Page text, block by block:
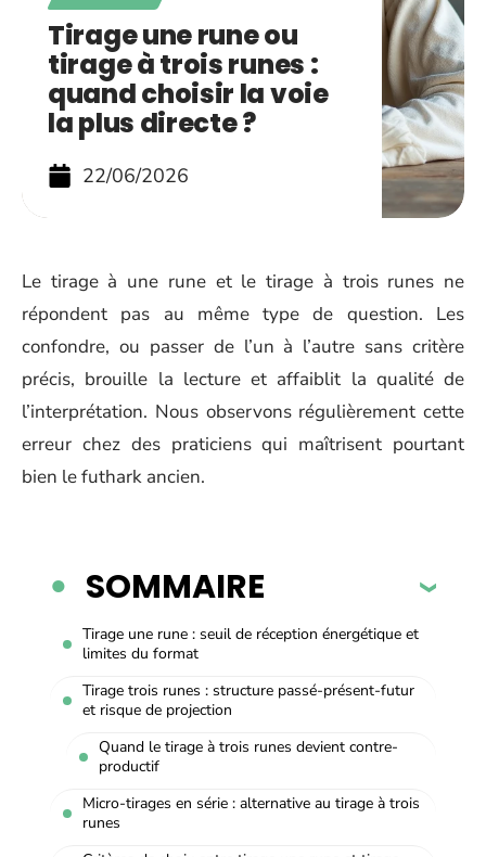
Tirage une rune ou
tirage à trois runes :
quand choisir la voie
la plus directe ?
22/06/2026
Le tirage à une rune et le tirage à trois runes ne
répondent pas au même type de question. Les
confondre, ou passer de l’un à l’autre sans critère
précis, brouille la lecture et affaiblit la qualité de
l’interprétation. Nous observons régulièrement cette
erreur chez des praticiens qui maîtrisent pourtant
bien le futhark ancien.
SOMMAIRE
Tirage une rune : seuil de réception énergétique et
limites du format
Tirage trois runes : structure passé-présent-futur
et risque de projection
Quand le tirage à trois runes devient contre-
productif
Micro-tirages en série : alternative au tirage à trois
runes